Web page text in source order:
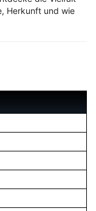
Herkunft und wie